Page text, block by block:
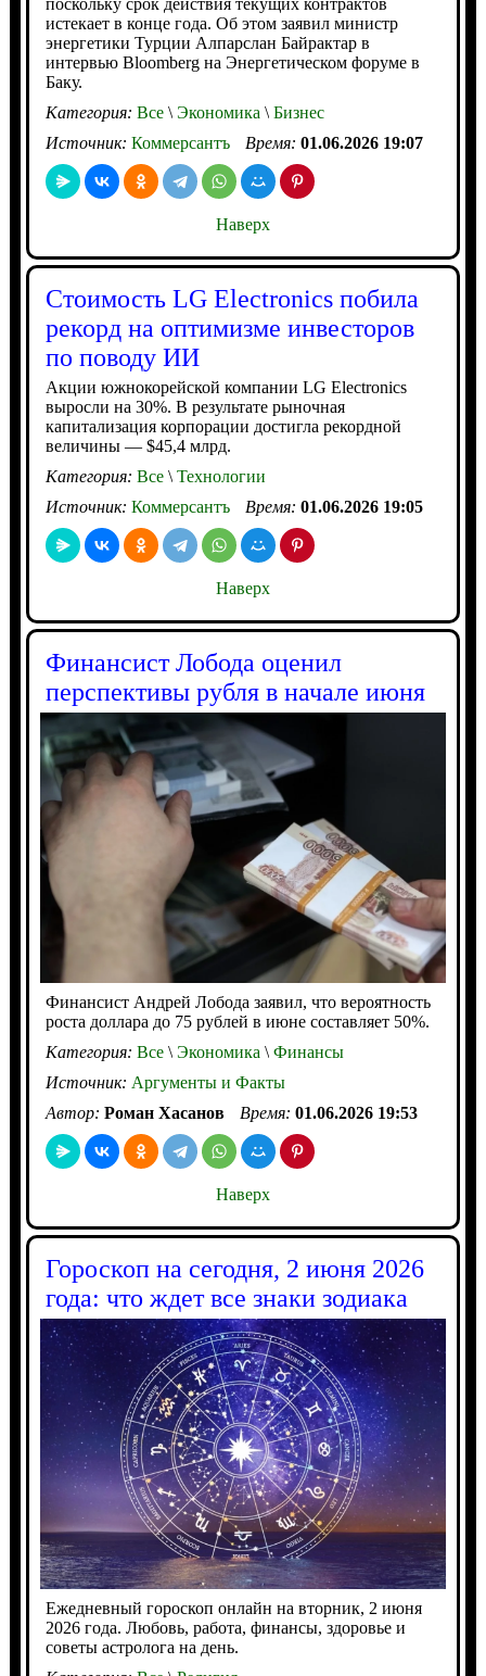
поскольку срок действия текущих контрактов
истекает в конце года. Об этом заявил министр
энергетики Турции Алпарслан Байрактар в
интервью Bloomberg на Энергетическом форуме в
Баку.
Категория: Все\Экономика \Бизнес
Источник: Коммерсантъ Время: 01.06.2026 19:07
Наверх
Стоимость LG Electronics побила
рекорд на оптимизме инвесторов
по поводу ИИ
Акции южнокорейской компании LG Electronics
выросли на 30%. В результате рыночная
капитализация корпорации достигла рекордной
величины — $45,4 млрд.
Категория: Все\Технологии
Источник: Коммерсантъ Время: 01.06.2026 19:05
Наверх
Финансист Лобода оценил
перспективы рубля в начале июня
Финансист Андрей Лобода заявил, что вероятность
роста доллара до 75 рублей в июне составляет 50%.
Категория: Все\Экономика \Финансы
Источник: Аргументы и Факты
Автор: Роман Хасанов Время: 01.06.2026 19:53
Наверх
Гороскоп на сегодня, 2 июня 2026
года: что ждет все знаки зодиака
Ежедневный гороскоп онлайн на вторник, 2 июня
2026 года. Любовь, работа, финансы, здоровье и
советы астролога на день.